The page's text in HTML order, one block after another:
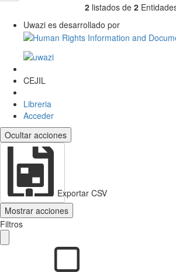
2 listados de 2
Uwazi es desarrollado por
CEJIL
Libreria
Acceder
Ocultar acciones
Exportar CSV
Mostrar acciones
Filtros